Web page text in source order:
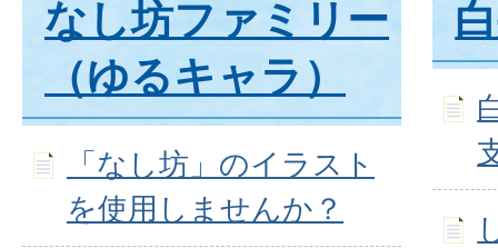
なし坊ファミリー
（ゆるキャラ）
「なし坊」のイラスト
を使用しませんか？